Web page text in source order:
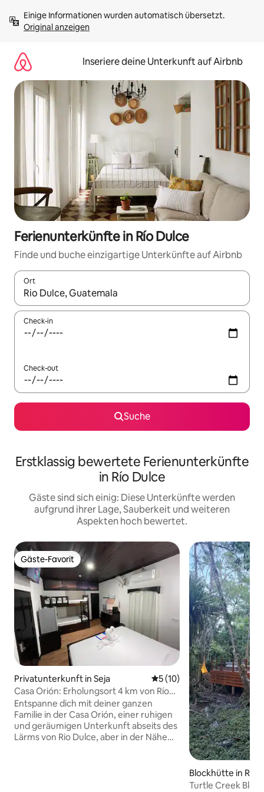
Inhalten
springenOriginal anzeigen
Inseriere deine Unterkunft auf Airbnb
Ferienunterkünfte in Río Dulce
Finde und buche einzigartige Unterkünfte auf Airbnb
Ort
Wenn Ergebnisse verfügbar sind, navigiere mit den
Check-in
Check-out
Suche
Erstklassig bewertete Ferienunterkünfte
in Río Dulce
Gäste sind sich einig: Diese Unterkünfte werden
aufgrund ihrer Lage, Sauberkeit und weiteren
Aspekten hoch bewertet.
Gäste-Favorit
Gäste-Favorit
Privatunterkunft in Seja Durchschnittliche
5 (10)
Casa Orión: Erholungsort 4 km von Río
Dulce entfernt
Entspanne dich mit deiner ganzen
Familie in der Casa Orión, einer ruhigen
und geräumigen Unterkunft abseits des
Lärms von Rio Dulce, aber in der Nähe
Blockhütte in Río
Turtle Creek